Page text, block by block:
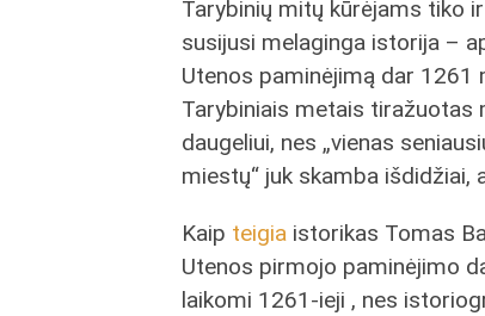
Tarybinių mitų kūrėjams tiko
susijusi melaginga istorija –
Utenos paminėjimą dar 1261
Tarybiniais metais tiražuotas
daugeliui, nes „vienas
miestų“ juk skamba išdidžiai,
Kaip teigia istorikas Tomas
Utenos pirmojo paminėjimo
laikomi 1261-ieji , nes